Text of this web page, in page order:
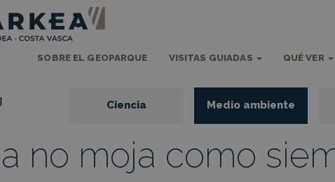
SOBRE EL GEOPARQUE VISITAS GUIADAS QUÉ VER
Ciencia Medio ambiente
no moja como